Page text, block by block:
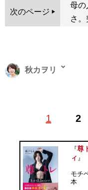
次のページ
母の
さ
1 2
秋カヲリ
YouTuberメディア「スタ
性とジェンダーの話を好む
記事一覧へ
『尊
ィ 』
モチ
本